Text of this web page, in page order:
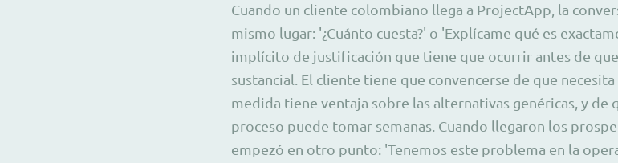
Cuando un cliente colombiano llega a ProjectApp, la
mismo lugar: '¿Cuánto cuesta?' o 'Explícame qué es
implícito de justificación que tiene que ocurrir antes de
sustancial. El cliente tiene que convencerse de que
medida tiene ventaja sobre las alternativas genéricas, y de
proceso puede tomar semanas. Cuando llegaron los
empezó en otro punto: 'Tenemos este problema en la